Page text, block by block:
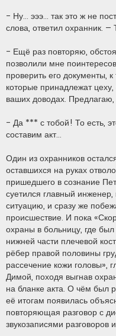
- Ну… эээ… так это ж не
слова, ответил охранник.
- Ещё раз повторяю,
позволили мне
проверить его документы,
которые принадлежат
ваших доводах. Предлагаю,
- Да *** с тобой! То есть,
составим акт…
Один из охранников
оставшихся на руках
пришедшего в сознание
суетился главный инженер,
ситуацию, и сразу же
происшествие. И пока
охраны в больницу, где
нижней части плечевой
рёбер правой половины
рассечение кожи головы»,
Димой, походя выгнав
на бланке акта. О чём был
её итогам появилась
повторяющая разговор с
звукозаписями разговоров